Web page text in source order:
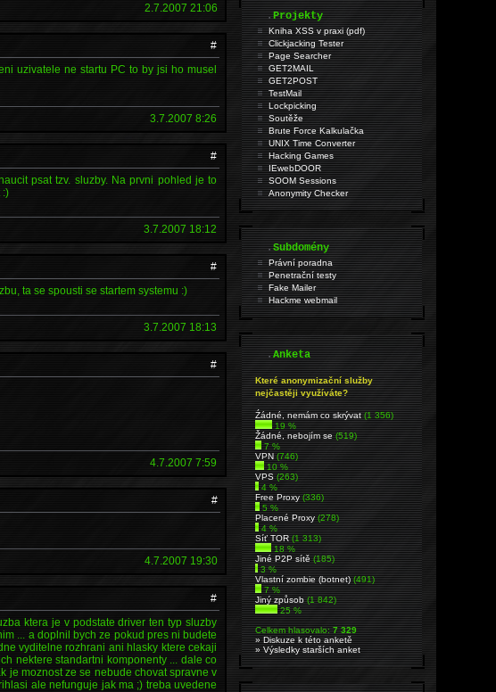
2.7.2007 21:06
#
uzivatele ne startu PC to by jsi ho musel
3.7.2007 8:26
#
psat tzv. sluzby. Na prvni pohled je to
:)
3.7.2007 18:12
#
ta se spousti se startem systemu :)
3.7.2007 18:13
#
4.7.2007 7:59
#
4.7.2007 19:30
#
ktera je v podstate driver ten typ sluzby
... a doplnil bych ze pokud pres ni budete
vyditelne rozhrani ani hlasky ktere cekaji
nektere standartni komponenty ... dale co
je moznost ze se nebude chovat spravne v
ale nefunguje jak ma ;) treba uvedene
.Projekty
Kniha XSS v praxi (pdf)
Clickjacking Tester
Page Searcher
GET2MAIL
GET2POST
TestMail
Lockpicking
Soutěže
Brute Force Kalkulačka
UNIX Time Converter
Hacking Games
IEwebDOOR
SOOM Sessions
Anonymity Checker
.Subdomény
Právní poradna
Penetrační testy
Fake Mailer
Hackme webmail
.Anketa
Které anonymizační služby
nejčastěji využíváte?
Źádné, nemám co skrývat(1 356)
19 %
Žádné, nebojím se(519)
7 %
VPN(746)
10 %
VPS(263)
4 %
Free Proxy(336)
5 %
Placené Proxy(278)
4 %
Síť TOR(1 313)
18 %
Jiné P2P sítě(185)
3 %
Vlastní zombie (botnet)(491)
7 %
Jiný způsob(1 842)
25 %
Celkem hlasovalo:7 329
» Diskuze k této anketě
» Výsledky starších anket